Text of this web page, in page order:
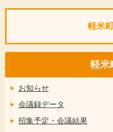
軽米
軽米
お知らせ
会議録データ
招集予定・会議結果